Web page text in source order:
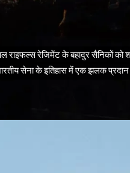
राइफल्स रेजिमेंट के बहादुर सैनिकों को
सेना के इतिहास में एक झलक
राइफल्स रेजिमेंट के बहादुर सैनिकों को
सेना के इतिहास में एक झलक